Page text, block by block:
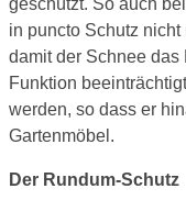
geschützt. So auch
in puncto Schutz
damit der Schnee
Funktion
werden, so dass er
Gartenmöbel.
Der Rundum-Schutz